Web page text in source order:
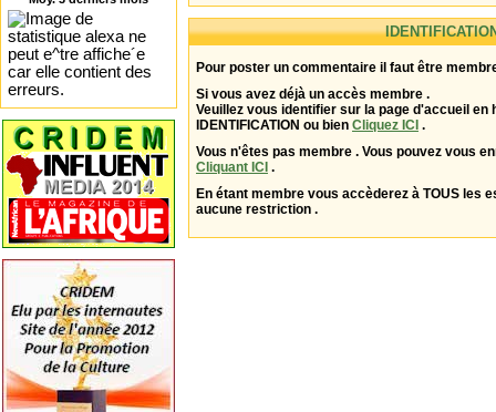
Pour poster un commentaire il faut être
Si vous avez déjà un accès membre .
Veuillez vous identifier sur la page d'accueil en
IDENTIFICATION ou bien Cliquez ICI .
Vous n'êtes pas membre . Vous pouvez vous
Cliquant ICI .
En étant membre vous accèderez à TOUS les
aucune restriction .